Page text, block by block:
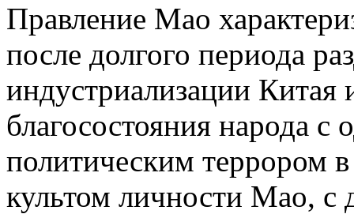
Правление Мао
после долгого периода
индустриализации
благосостояния народа
политическим террором
культом личности Мао, с